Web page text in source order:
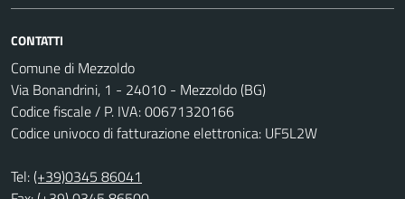
CONTATTI
Comune di Mezzoldo
Via Bonandrini, 1 - 24010 - Mezzoldo (BG)
Codice fiscale / P. IVA: 00671320166
Codice univoco di fatturazione elettronica: UF5L2W
Tel:(+39)0345 86041